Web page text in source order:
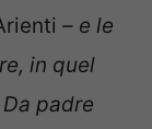
– e le
in quel
padre